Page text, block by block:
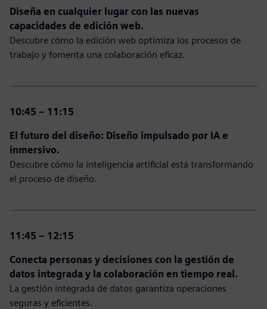
Diseña en cualquier lugar con las nuevas
capacidades de edición web.
Descubre cómo la edición web optimiza los procesos de
trabajo y fomenta una colaboración eficaz.
10:45 – 11:15
El futuro del diseño: Diseño impulsado por IA e
inmersivo.
Descubre cómo la inteligencia artificial está transformando
el proceso de diseño.
11:45 – 12:15
Conecta personas y decisiones con la gestión de
datos integrada y la colaboración en tiempo real.
La gestión integrada de datos garantiza operaciones
seguras y eficientes.